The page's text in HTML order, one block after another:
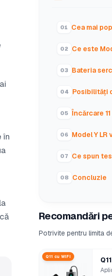
în
Cea mai
Ce este
Bateria
Posibilități
Încărcare
Model Y
Ce spun
Concluzie
Recomandări
Potrivite pentru limita
Q11 cu WiFi